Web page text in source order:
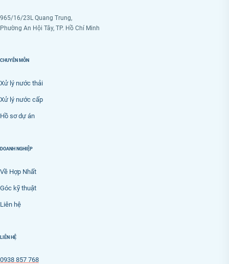
965/16/23L Quang Trung,
Phường An Hội Tây, TP. Hồ Chí Minh
CHUYÊN MÔN
Xử lý nước thải
Xử lý nước cấp
Hồ sơ dự án
DOANH NGHIỆP
Về Hợp Nhất
Góc kỹ thuật
Liên hệ
LIÊN HỆ
0938 857 768